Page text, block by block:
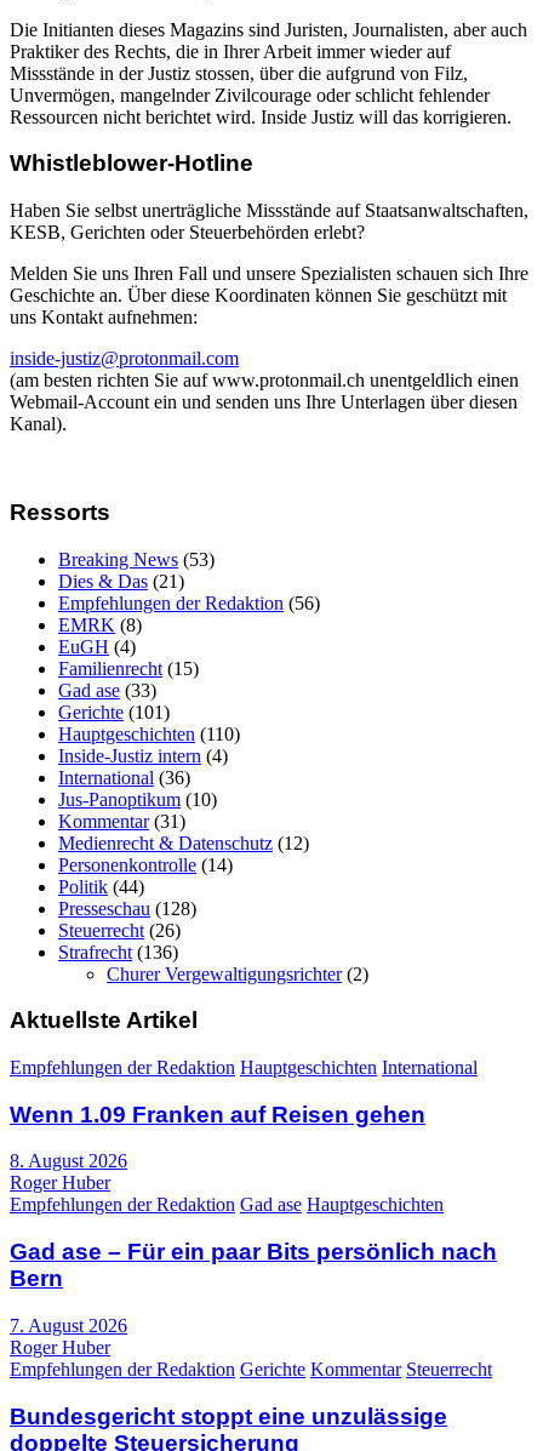
Die Initianten dieses Magazins sind Juristen, Journalisten, aber auch
Praktiker des Rechts, die in Ihrer Arbeit immer wieder auf
Missstände in der Justiz stossen, über die aufgrund von Filz,
Unvermögen, mangelnder Zivilcourage oder schlicht fehlender
Ressourcen nicht berichtet wird. Inside Justiz will das korrigieren.
Whistleblower-Hotline
Haben Sie selbst unerträgliche Missstände auf Staatsanwaltschaften,
KESB, Gerichten oder Steuerbehörden erlebt?
Melden Sie uns Ihren Fall und unsere Spezialisten schauen sich Ihre
Geschichte an. Über diese Koordinaten können Sie geschützt mit
uns Kontakt aufnehmen:
inside-justiz@protonmail.com
(am besten richten Sie auf www.protonmail.ch unentgeldlich einen
Webmail-Account ein und senden uns Ihre Unterlagen über diesen
Kanal).
Ressorts
Breaking News (53)
Dies & Das (21)
Empfehlungen der Redaktion (56)
EMRK (8)
EuGH (4)
Familienrecht (15)
Gad ase (33)
Gerichte (101)
Hauptgeschichten (110)
Inside-Justiz intern (4)
International (36)
Jus-Panoptikum (10)
Kommentar(31)
Medienrecht & Datenschutz (12)
Personenkontrolle (14)
Politik (44)
Presseschau (128)
Steuerrecht (26)
Strafrecht (136)
Churer Vergewaltigungsrichter(2)
Aktuellste Artikel
Empfehlungen der Redaktion Hauptgeschichten International
Wenn 1.09 Franken auf Reisen gehen
8. August 2026
Roger Huber
Empfehlungen der Redaktion Gad ase Hauptgeschichten
Gad ase – Für ein paar Bits persönlich nach
Bern
7. August 2026
Roger Huber
Empfehlungen der Redaktion Gerichte Kommentar Steuerrecht
Bundesgericht stoppt eine unzulässige
doppelte Steuersicherung